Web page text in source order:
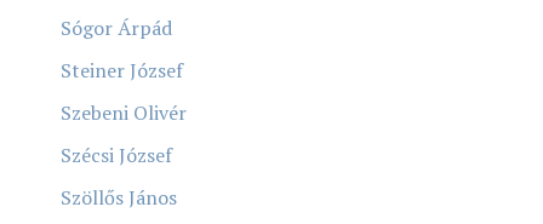
Sógor Árpád
Steiner József
Szebeni Olivér
Szécsi József
Szöllős János